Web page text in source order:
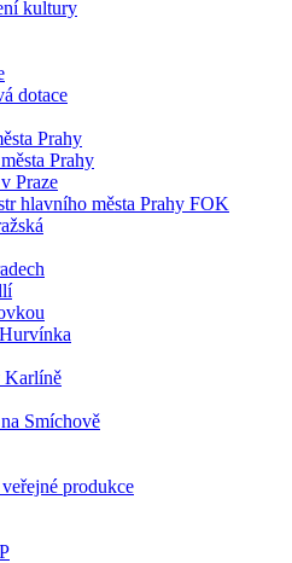
kultury
dotace
Prahy
Prahy
Praze
hlavního města Prahy FOK
Karlíně
Smíchově
produkce